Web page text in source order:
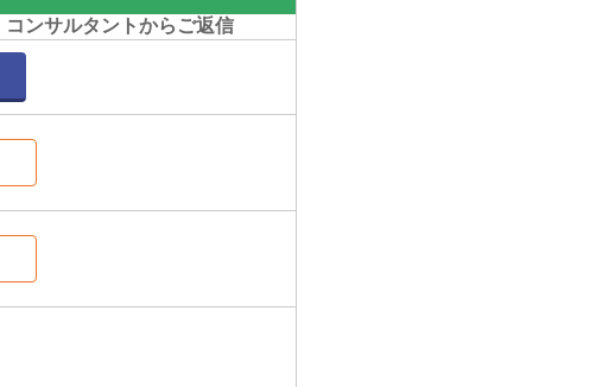
コンサルタントからご返信